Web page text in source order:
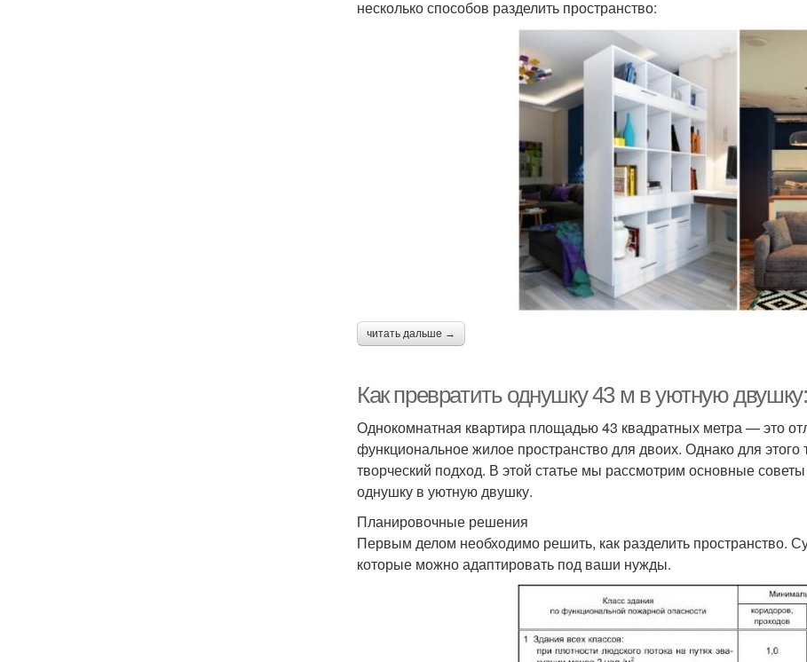
несколько способов разделить пространство:
читать дальше →
Как превратить однушку 43 м в уютную
Однокомнатная квартира площадью 43 квадратных метра — это
функциональное жилое пространство для двоих. Однако для
творческий подход. В этой статье мы рассмотрим основные
однушку в уютную двушку.
Планировочные решения
Первым делом необходимо решить, как разделить пространство.
которые можно адаптировать под ваши нужды.